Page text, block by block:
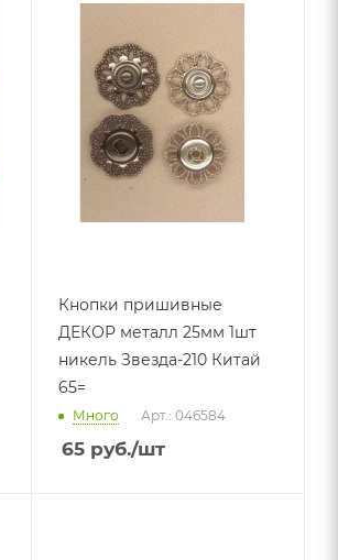
Кнопки пришивные
ДЕКОР металл 25мм 1шт
никель Звезда-210 Китай
65=
Много Арт.: 046584
65руб./шт